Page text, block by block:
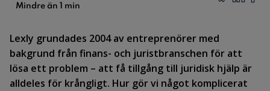
Mindre än 1 min
Lexly grundades 2004 av entreprenörer med
bakgrund från finans- och juristbranschen för att
lösa ett problem – att få tillgång till juridisk hjälp är
alldeles för krångligt. Hur gör vi något komplicerat